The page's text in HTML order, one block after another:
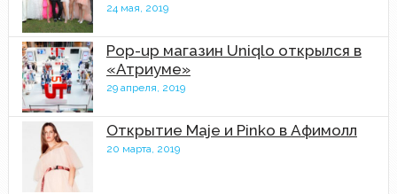
24 мая, 2019
Pop-up магазин Uniqlo открылся в
«Атриуме»
29 апреля, 2019
Открытие Maje и Pinko в Афимолл
20 марта, 2019